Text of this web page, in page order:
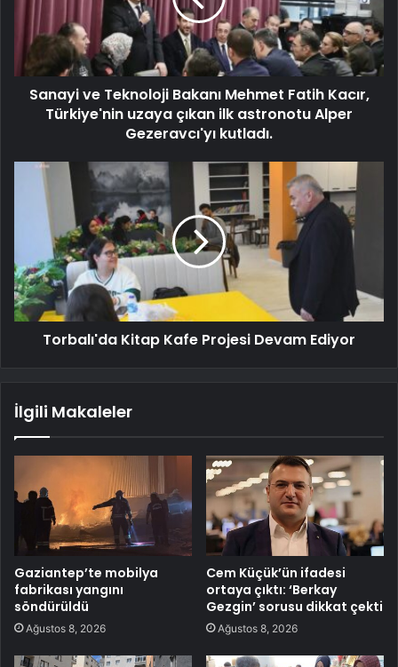
Sanayi ve Teknoloji Bakanı Mehmet Fatih Kacır,
Türkiye'nin uzaya çıkan ilk astronotu Alper
Gezeravcı'yı kutladı.
Torbalı'da Kitap Kafe Projesi Devam Ediyor
İlgili Makaleler
Gaziantep’te mobilya
fabrikası yangını
söndürüldü
Ağustos 8, 2026
Cem Küçük’ün ifadesi
ortaya çıktı: ‘Berkay
Gezgin’ sorusu dikkat çekti
Ağustos 8, 2026